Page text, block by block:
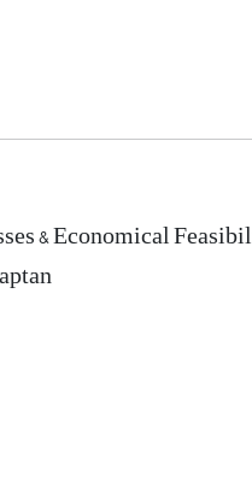
& Economical